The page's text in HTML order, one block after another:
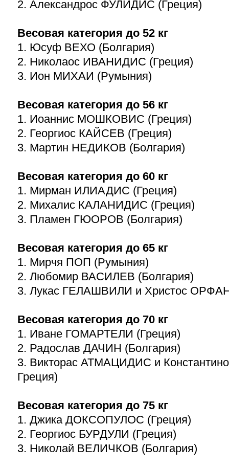
2. Александрос ФУЛИДИС (Греция)
Весовая категория до 52 кг
1. Юсуф ВЕХО (Болгария)
2. Николаос ИВАНИДИС (Греция)
3. Ион МИХАИ (Румыния)
Весовая категория до 56 кг
1. Иоаннис МОШКОВИС (Греция)
2. Георгиос КАЙСЕВ (Греция)
3. Мартин НЕДИКОВ (Болгария)
Весовая категория до 60 кг
1. Мирман ИЛИАДИС (Греция)
2. Михалис КАЛАНИДИС (Греция)
3. Пламен ГЮОРОВ (Болгария)
Весовая категория до 65 кг
1. Мирчя ПОП (Румыния)
2. Любомир ВАСИЛЕВ (Болгария)
3. Лукас ГЕЛАШВИЛИ и Христос
Весовая категория до 70 кг
1. Иване ГОМАРТЕЛИ (Греция)
2. Радослав ДАЧИН (Болгария)
3. Викторас АТМАЦИДИС и
Греция)
Весовая категория до 75 кг
1. Джика ДОКСОПУЛОС (Греция)
2. Георгиос БУРДУЛИ (Греция)
3. Николай ВЕЛИЧКОВ (Болгария)